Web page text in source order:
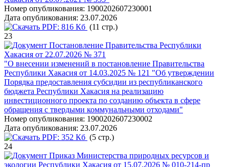
Номер опубликования: 1900202607230001
Дата опубликования: 23.07.2026
PDF: 816 Кб (11 стр.)
23
Постановление Правительства Республики
Хакасия от 22.07.2026 № 371
"О внесении изменений в постановление Правительства
Республики Хакасия от 14.03.2025 № 121 "Об утверждении
Порядка предоставления субсидии из республиканского
бюджета Республики Хакасия на реализацию
инвестиционного проекта по созданию объекта в сфере
обращения с твердыми коммунальными отходами"
Номер опубликования: 1900202607230002
Дата опубликования: 23.07.2026
PDF: 352 Кб (5 стр.)
24
Приказ Министерства природных ресурсов и
экологии Республики Хакасия от 15.07.2026 № 010-214-пр